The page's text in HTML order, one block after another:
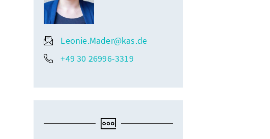
Leonie.Mader@kas.de
+49 30 26996-3319